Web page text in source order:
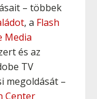
– többek
, a Flash
Media
és az
TV
megoldását –
Center